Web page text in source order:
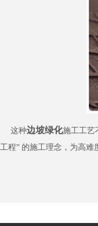
这种边坡绿化施工工艺
程” 的施工理念，为高难